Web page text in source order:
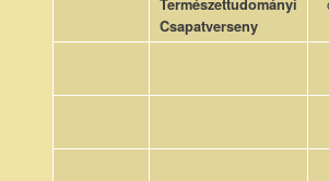
Természettudományi
Csapatverseny